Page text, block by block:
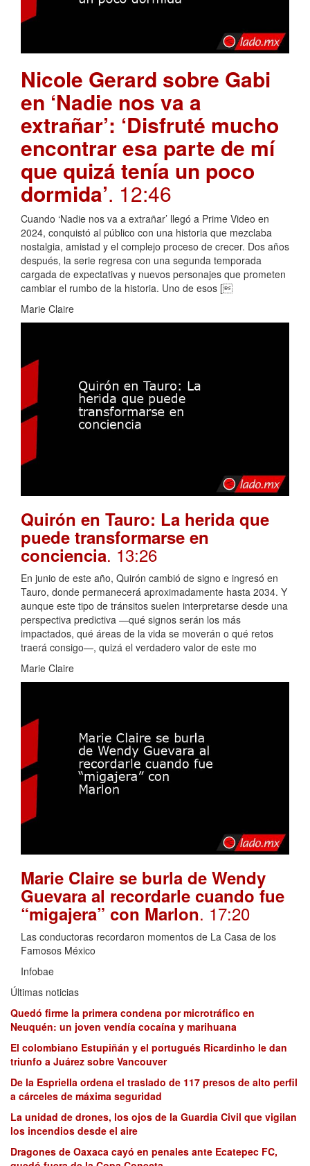
Nicole Gerard sobre Gabi
en ‘Nadie nos va a
extrañar’: ‘Disfruté mucho
encontrar esa parte de mí
que quizá tenía un poco
dormida’. 12:46
Cuando ‘Nadie nos va a extrañar’ llegó a Prime Video en
2024, conquistó al público con una historia que mezclaba
nostalgia, amistad y el complejo proceso de crecer. Dos años
después, la serie regresa con una segunda temporada
cargada de expectativas y nuevos personajes que prometen
cambiar el rumbo de la historia. Uno de esos [
Marie Claire
Quirón en Tauro: La herida que
puede transformarse en
conciencia. 13:26
En junio de este año, Quirón cambió de signo e ingresó en
Tauro, donde permanecerá aproximadamente hasta 2034. Y
aunque este tipo de tránsitos suelen interpretarse desde una
perspectiva predictiva —qué signos serán los más
impactados, qué áreas de la vida se moverán o qué retos
traerá consigo—, quizá el verdadero valor de este mo
Marie Claire
Marie Claire se burla de Wendy
Guevara al recordarle cuando fue
“migajera” con Marlon. 17:20
Las conductoras recordaron momentos de La Casa de los
Famosos México
Infobae
Últimas noticias
Quedó firme la primera condena por microtráfico en
Neuquén: un joven vendía cocaína y marihuana
El colombiano Estupiñán y el portugués Ricardinho le dan
triunfo a Juárez sobre Vancouver
De la Espriella ordena el traslado de 117 presos de alto perfil
a cárceles de máxima seguridad
La unidad de drones, los ojos de la Guardia Civil que vigilan
los incendios desde el aire
Dragones de Oaxaca cayó en penales ante Ecatepec FC,